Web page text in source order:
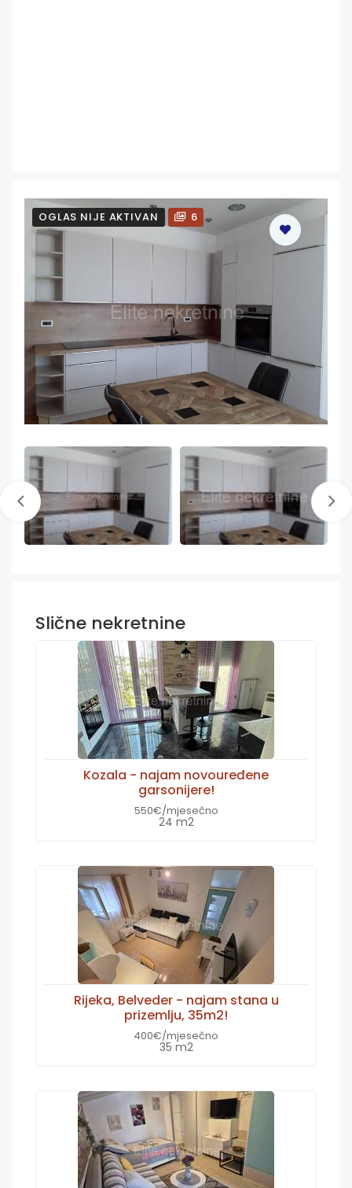
OGLAS NIJE AKTIVAN 6
Slične nekretnine
Kozala - najam novouređene
garsonijere!
550€/mjesečno
24 m2
Rijeka, Belveder - najam stana u
prizemlju, 35m2!
400€/mjesečno
35 m2